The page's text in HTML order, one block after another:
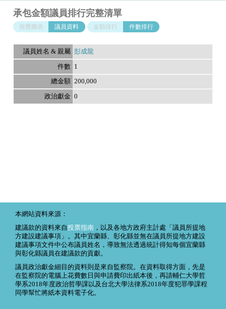
承包金額議員排行完整清單
視覺圖表 議員資料 金額排行 件數排行
彭成龍
1
200,000
0
本網站資料來源：
建議款的資料來自投票指南 ，以及各地方政府主計處「議員所提地
方建設建議事項」。其中宜蘭縣、彰化縣並無在議員所提地方建設
建議事項文件中公布議員姓名，導致無法透過統計得知每個宜蘭縣
與彰化縣議員在建議款的貢獻。
議員政治獻金細目的資料則是來自監察院。在資料取得方面，先是
在監察院的電腦上花費數日與申請費印出紙本後，再請輔仁大學哲
學系2018年度政治哲學課以及台北大學法律系2018年度犯罪學課程
同學幫忙將紙本資料電子化。